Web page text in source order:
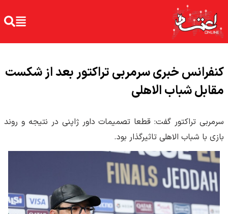
کنفرانس خبری سرمربی تراکتور بعد از شکست
مقابل شباب الاهلی
سرمربی تراکتور گفت: قطعا تصمیمات داور ژاپنی در نتیجه و روند
بازی با شباب الاهلی تاثیرگذار بود.